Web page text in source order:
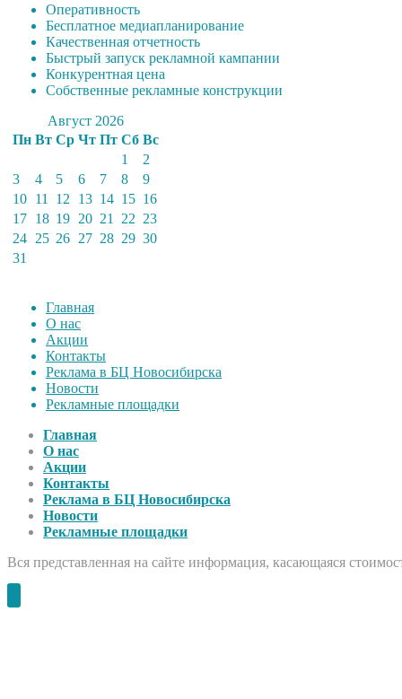
Оперативность
Бесплатное медиапланирование
Качественная отчетность
Быстрый запуск рекламной кампании
Конкурентная цена
Собственные рекламные конструкции
Август 2026
Пн Вт Ср Чт Пт Сб Вс
1
2
3
4 5 6 7 8
9
10 11 12 13 14 15 16
17 18 19 20 21 22 23
24 25 26 27 28 29 30
31
Главная
О нас
Акции
Контакты
Реклама в БЦ Новосибирска
Новости
Рекламные площадки
Главная
О нас
Акции
Контакты
Реклама в БЦ Новосибирска
Новости
Рекламные площадки
Вся представленная на сайте информация, касающаяся